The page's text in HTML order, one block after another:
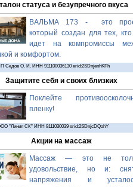
статуса и безупречного вкуса
ВАЛЬМА 173 - это
который создан для тех,
идет на компромиссы
и комфортом.
Седов О. И. ИНН 911100036130 erid:2SDnjenhKFh
Защитите себя и своих близких
Поклейте
пленку!
"Линия СК" ИНН 9111030039 erid:2SDnjcDQahY
Акции на массаж
Массаж — это не
удовольствие, но и:
напряжения и